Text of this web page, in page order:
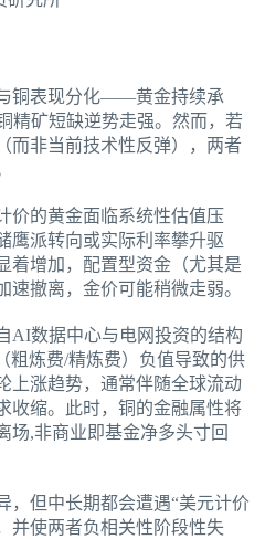
铜表现分化——黄金持续承
精矿短缺逆势走强。然而，若
而非当前技术性反弹），两者
价的黄金面临系统性估值压
鹰派转向或实际利率攀升驱
着增加，配置型资金（尤其是
撤离，金价可能稍微走弱。
AI数据中心与电网投资的结构
粗炼费/精炼费）负值导致的供
上涨趋势，通常伴随全球流动
收缩。此时，铜的金融属性将
,非商业即基金净多头寸回
，但中长期都会遭遇“美元计价
并使两者负相关性阶段性失